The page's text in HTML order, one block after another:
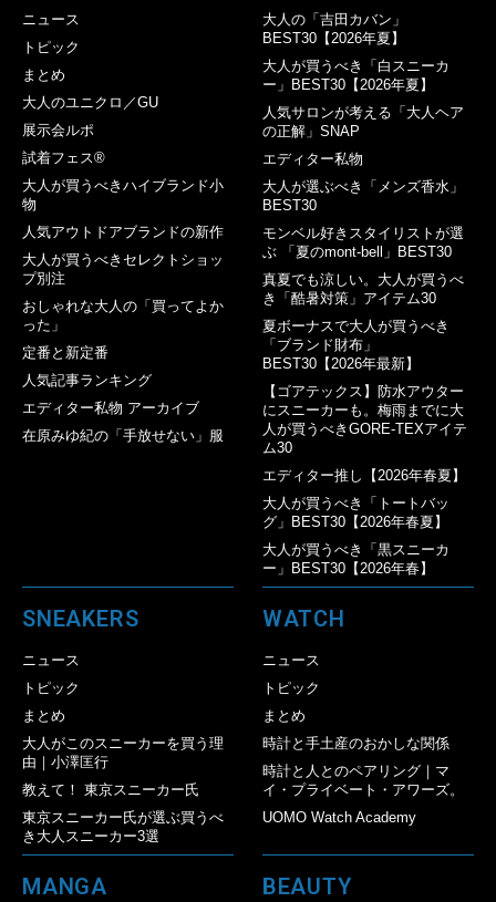
ニュース
トピック
まとめ
大人のユニクロ／GU
展示会ルポ
試着フェス®︎
大人が買うべきハイブランド小
物
人気アウトドアブランドの新作
大人が買うべきセレクトショッ
プ別注
おしゃれな大人の「買ってよか
った」
定番と新定番
人気記事ランキング
エディター私物 アーカイブ
在原みゆ紀の「手放せない」服
大人の「吉田カバン」
BEST30【2026年夏】
大人が買うべき「白スニーカ
ー」BEST30【2026年夏】
人気サロンが考える「大人ヘア
の正解」SNAP
エディター私物
大人が選ぶべき「メンズ香水」
BEST30
モンベル好きスタイリストが選
ぶ 「夏のmont-bell」BEST30
真夏でも涼しい。大人が買うべ
き「酷暑対策」アイテム30
夏ボーナスで大人が買うべき
「ブランド財布」
BEST30【2026年最新】
【ゴアテックス】防水アウター
にスニーカーも。梅雨までに大
人が買うべきGORE-TEXアイテ
ム30
エディター推し【2026年春夏】
大人が買うべき「トートバッ
グ」BEST30【2026年春夏】
大人が買うべき「黒スニーカ
ー」BEST30【2026年春】
SNEAKERS
ニュース
トピック
まとめ
大人がこのスニーカーを買う理
由｜小澤匡行
教えて！ 東京スニーカー氏
東京スニーカー氏が選ぶ買うべ
き大人スニーカー3選
WATCH
ニュース
トピック
まとめ
時計と手土産のおかしな関係
時計と人とのペアリング｜マ
イ・プライベート・アワーズ。
UOMO Watch Academy
MANGA BEAUTY